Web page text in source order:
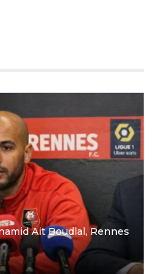
Ait Boudlal, Rennes